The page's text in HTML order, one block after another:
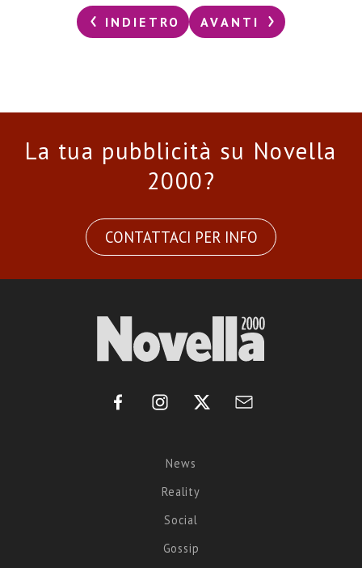
INDIETRO AVANTI
La tua pubblicità su Novella
2000?
CONTATTACI PER INFO
News
Reality
Social
Gossip